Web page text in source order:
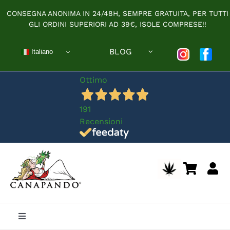
contenuto
CONSEGNA ANONIMA IN 24/48H, SEMPRE GRATUITA, PER TUTTI
GLI ORDINI SUPERIORI AD 39€, ISOLE COMPRESE!!
Italiano BLOG
Ottimo
191
Recensioni
Toggle